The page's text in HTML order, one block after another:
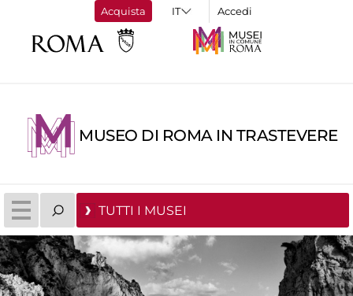
Acquista Accedi
MUSEO DI ROMA IN TRASTEVERE
TUTTI I MUSEI